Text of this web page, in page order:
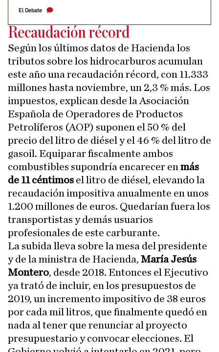
El Debate
Recaudación récord
Según los últimos datos de Hacienda los
tributos sobre los hidrocarburos acumulan
este año una recaudación récord, con 11.333
millones hasta noviembre, un 2,3 % más. Los
impuestos, explican desde la Asociación
Española de Operadores de Productos
Petrolíferos (AOP) suponen el 50 % del
precio del litro de diésel y el 46 % del litro de
gasoil. Equiparar fiscalmente ambos
combustibles supondría encarecer en más
de 11 céntimos el litro de diésel, elevando la
recaudación impositiva anualmente en unos
1.200 millones de euros. Quedarían fuera los
transportistas y demás usuarios
profesionales de este carburante.
La subida lleva sobre la mesa del presidente
y de la ministra de Hacienda, María Jesús
Montero, desde 2018. Entonces el Ejecutivo
ya trató de incluir, en los presupuestos de
2019, un incremento impositivo de 38 euros
por cada mil litros, que finalmente quedó en
nada al tener que renunciar al proyecto
presupuestario y convocar elecciones. El